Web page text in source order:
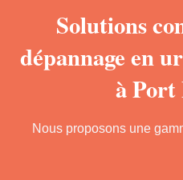
Solutions
dépannage en
à
Nous proposons une